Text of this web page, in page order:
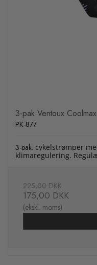
3-pak Ventoux
PK-877
3-pak. cykelstrømper
klimaregulering.
225,00 DKK
175,00 DKK
(ekskl. moms)